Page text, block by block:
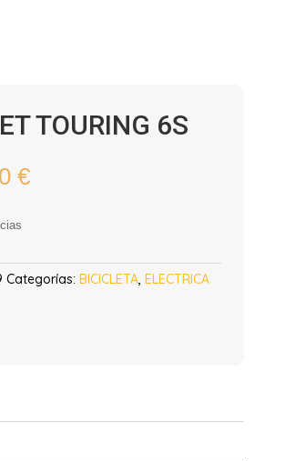
TOURING 6S
€
Categorías: BICICLETA, ELECTRICA